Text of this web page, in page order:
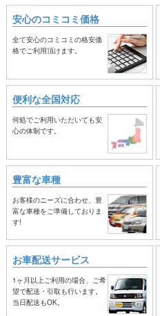
安心のコミコミ価格
全て安心のコミコミの格安価
格でご利用頂けます。
便利な全国対応
何処でご利用いただいても安
心の体制です。
豊富な車種
お客様のニーズに合わせ、豊
富な車種をご準備しておりま
す!
お車配送サービス
1ヶ月以上ご利用の場合、ご希
望で配送・引取も行います。
当日配送もOK。